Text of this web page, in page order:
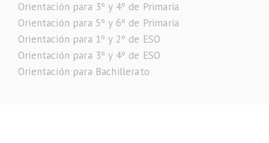
Orientación para 3º y 4º de Primaria
Orientación para 5º y 6º de Primaria
Orientación para 1º y 2º de ESO
Orientación para 3º y 4º de ESO
Orientación para Bachillerato